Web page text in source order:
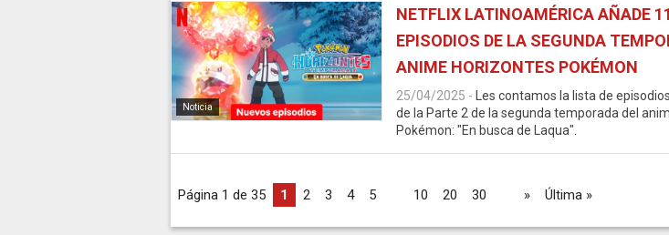
Noticia
NETFLIX LATINOAMÉRICA AÑADE
EPISODIOS DE LA SEGUNDA
ANIME HORIZONTES POKÉMON
25/04/2025 -
Les contamos la lista de
de la Parte 2 de la segunda temporada del
Pokémon: "En busca de Laqua".
Página 1 de 35 1 2 3 4 5 10 20 30 » Última »